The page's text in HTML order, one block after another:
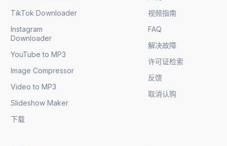
TikTok Downloader
Instagram
Downloader
YouTube to MP3
Image Compressor
Video to MP3
Slideshow Maker
下载
视频指南
FAQ
解决故障
许可证检索
反馈
取消认购